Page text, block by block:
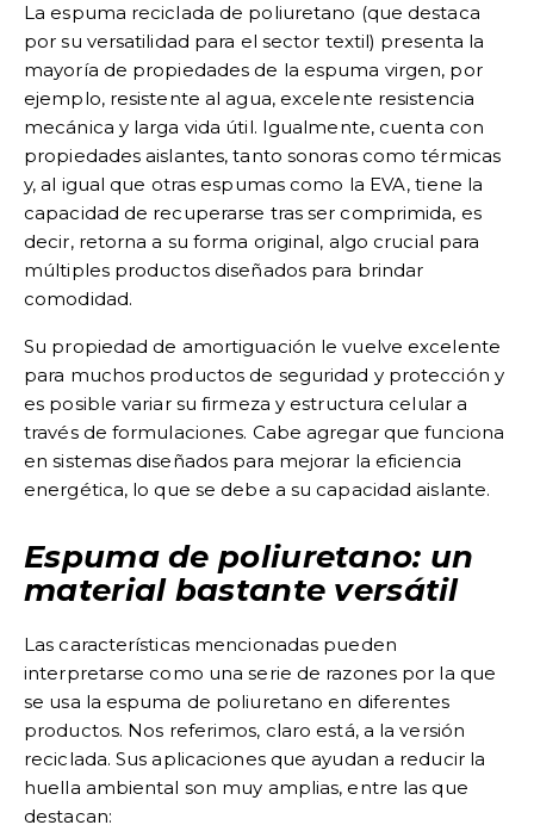
La espuma reciclada de poliuretano (que destaca
por su versatilidad para el sector textil) presenta la
mayoría de propiedades de la espuma virgen, por
ejemplo, resistente al agua, excelente resistencia
mecánica y larga vida útil. Igualmente, cuenta con
propiedades aislantes, tanto sonoras como térmicas
y, al igual que otras espumas como la EVA, tiene la
capacidad de recuperarse tras ser comprimida, es
decir, retorna a su forma original, algo crucial para
múltiples productos diseñados para brindar
comodidad.
Su propiedad de amortiguación le vuelve excelente
para muchos productos de seguridad y protección y
es posible variar su firmeza y estructura celular a
través de formulaciones. Cabe agregar que funciona
en sistemas diseñados para mejorar la eficiencia
energética, lo que se debe a su capacidad aislante.
Espuma de poliuretano: un
material bastante versátil
Las características mencionadas pueden
interpretarse como una serie de razones por la que
se usa la espuma de poliuretano en diferentes
productos. Nos referimos, claro está, a la versión
reciclada. Sus aplicaciones que ayudan a reducir la
huella ambiental son muy amplias, entre las que
destacan: